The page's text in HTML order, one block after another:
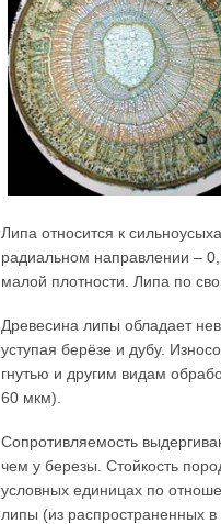
Липа относится к
радиальном направлении –
малой плотности. Липа по
Древесина липы обладает
уступая берёзе и дубу.
гнутью и другим видам
60 мкм).
Сопротивляемость
чем у березы. Стойкость
условных единицах по
липы (из распространенных